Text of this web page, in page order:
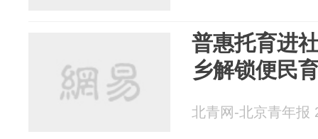
普惠托育进
乡解锁便民
北青网-北京青年报